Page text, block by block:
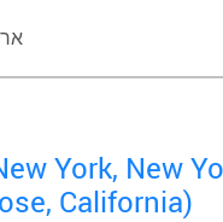
York, New
California)